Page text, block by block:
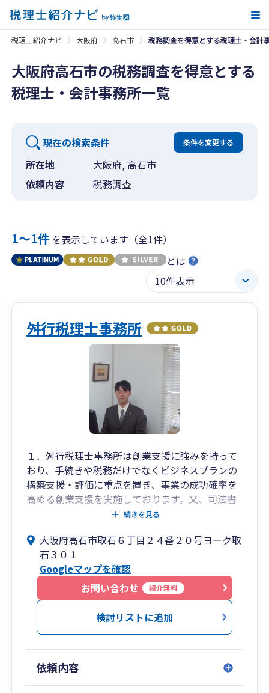
税理士紹介ナビ 大阪府 高石市 税務調査を得意とする税理士・会計
大阪府高石市の税務調査を得意とする
税理士・会計事務所一覧
現在の検索条件 条件を変更する
所在地
大阪府, 高石市
依頼内容
税務調査
1〜1件を表示しています（全1件）
とは
舛行税理士事務所
１．舛行税理士事務所は創業支援に強みを持って
おり、手続きや税務だけでなくビジネスプランの
構築支援・評価に重点を置き、事業の成功確率を
高める創業支援を実施しております。又、司法書
士・行政書士等と提携もしており、税務以外の創
２．舛行税理士事務所は原則、月次監査を実施
し、相談しやすい税理士との打ち合わせにより会
社の数字をタイムリーに把握。問題も早期に発
見、解決策を打てるようになります。
３．舛行税理士事務所は銀行出身 の税理士が計画
資をすすめてくるようになります。
続きを見る
大阪府高石市取石６丁目２４番２０号ヨーク取
石３０１
Googleマップを確認
お問い合わせ
紹介無料
検討リストに追加
依頼内容